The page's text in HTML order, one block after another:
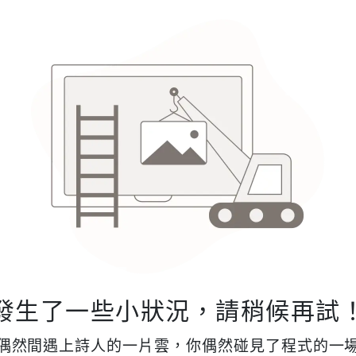
生了一些小狀況，請稍候再試！
然間遇上詩人的一片雲，你偶然碰見了程式的一